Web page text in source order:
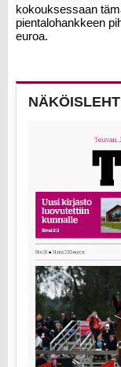
kokouksessaan
pientalohankkeen
euroa.